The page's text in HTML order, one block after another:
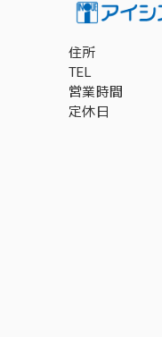
住所
TEL
営業時間
定休日